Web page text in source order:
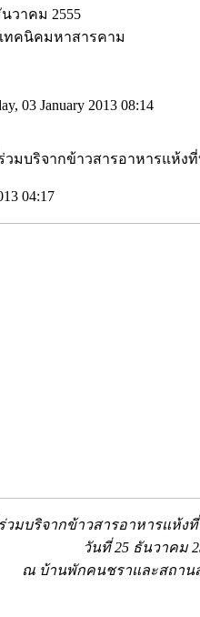
นวาคม 2555
ทคนิคมหาสารคาม
03 January 2013 08:14
มบริจากข้าวสารอาหารแห้ง
04:17
มบริจากข้าวสารอาหารแห้ง
วันที่ 25 ธันวาคม
ณ บ้านพักคนชราและสถานส